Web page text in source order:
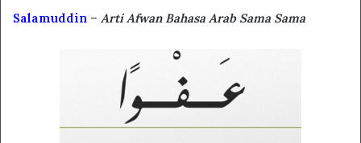
Salamuddin – Arti Afwan Bahasa Arab Sama Sama